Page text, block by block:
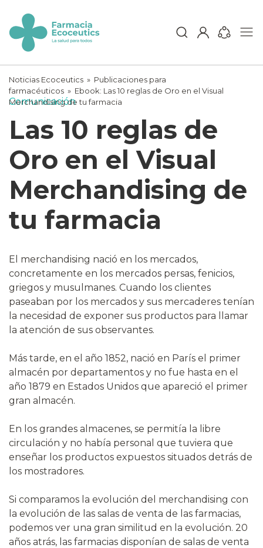
content
ecoceutics
Noticias Ecoceutics » Publicaciones para
farmacéuticos » Ebook: Las 10 reglas de Oro en el Visual
Merchandising de tu farmacia
Comunicación
Las 10 reglas de
Oro en el Visual
Merchandising de
tu farmacia
El merchandising nació en los mercados,
concretamente en los mercados persas, fenicios,
griegos y musulmanes. Cuando los clientes
paseaban por los mercados y sus mercaderes tenían
la necesidad de exponer sus productos para llamar
la atención de sus observantes.
Más tarde, en el año 1852, nació en París el primer
almacén por departamentos y no fue hasta en el
año 1879 en Estados Unidos que apareció el primer
gran almacén.
En los grandes almacenes, se permitía la libre
circulación y no había personal que tuviera que
enseñar los productos expuestos situados detrás de
los mostradores.
Si comparamos la evolución del merchandising con
la evolución de las salas de venta de las farmacias,
podemos ver una gran similitud en la evolución. 20
años atrás, las farmacias disponían de salas de venta